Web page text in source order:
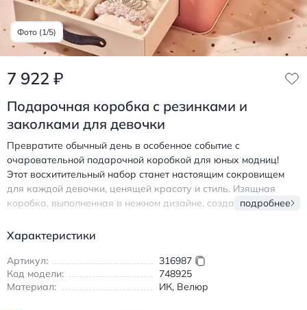
Фото (1/5)
7 922 ₽
Подарочная коробка с резинками и
заколками для девочки
Превратите обычный день в особенное событие с
очаровательной подарочной коробкой для юных модниц!
Этот восхитительный набор станет настоящим сокровищем
для каждой девочки, ценящей красоту и стиль. Изящная
коробка, выполненная в нежном дизайне, создаёт атмосферу
скрывается тщательно подобранная коллекция аксессуаров
для волос, которая удовлетворит даже самый взыскательный
вкус маленькой принцессы.
подробнее
Характеристики
Артикул:
316987
Код модели:
748925
Материал:
ИК, Велюр